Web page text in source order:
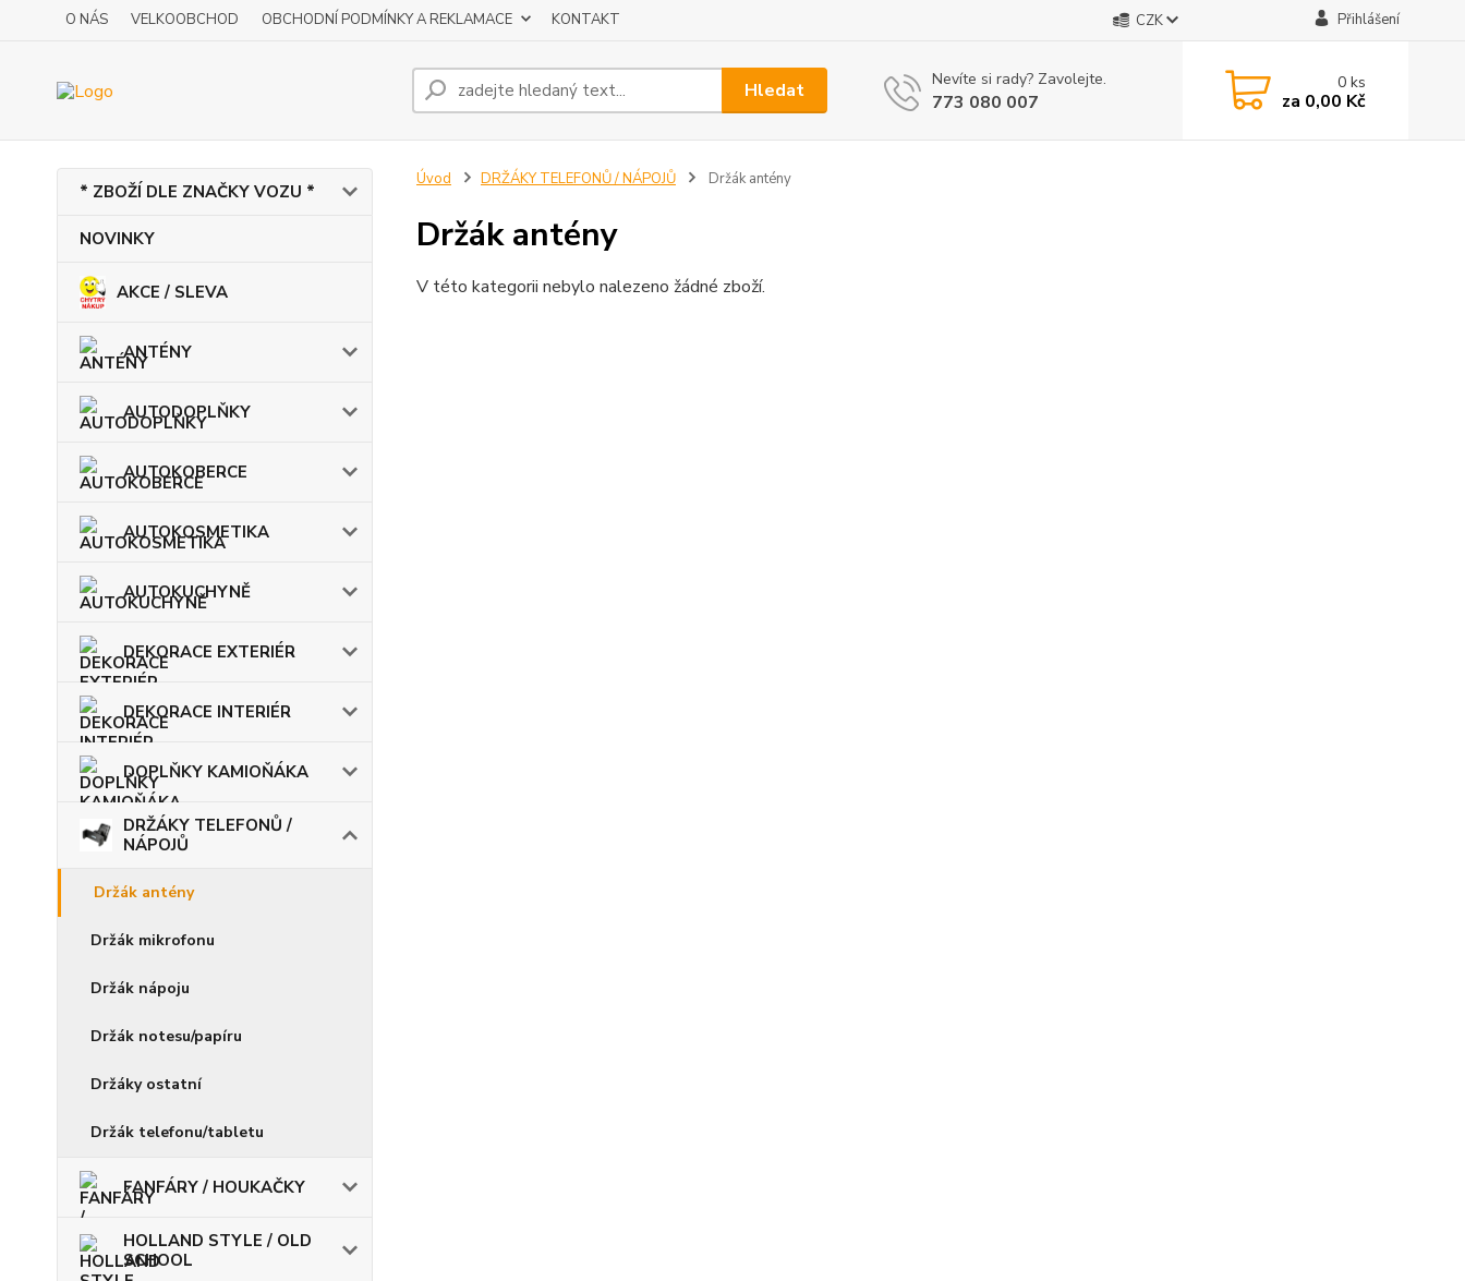
O NÁS VELKOOBCHOD OBCHODNÍ PODMÍNKY A REKLAMACE KONTAKT CZK Přihlášení
Hledat Nevíte si rady? Zavolejte.
773 080 007
0ks
za 0,00 Kč
* ZBOŽÍ DLE ZNAČKY VOZU *
NOVINKY
AKCE / SLEVA
ANTÉNY
AUTODOPLŇKY
AUTOKOBERCE
AUTOKOSMETIKA
AUTOKUCHYNĚ
DEKORACE EXTERIÉR
DEKORACE INTERIÉR
DOPLŇKY KAMIOŇÁKA
DRŽÁKY TELEFONŮ /
NÁPOJŮ
Držák antény
Držák mikrofonu
Držák nápoju
Držák notesu/papíru
Držáky ostatní
Držák telefonu/tabletu
FANFÁRY / HOUKAČKY
HOLLAND STYLE / OLD
SCHOOL
Úvod DRŽÁKY TELEFONŮ / NÁPOJŮ Držák antény
Držák antény
V této kategorii nebylo nalezeno žádné zboží.